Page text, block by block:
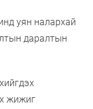
уян налархай
даралтын
жижиг